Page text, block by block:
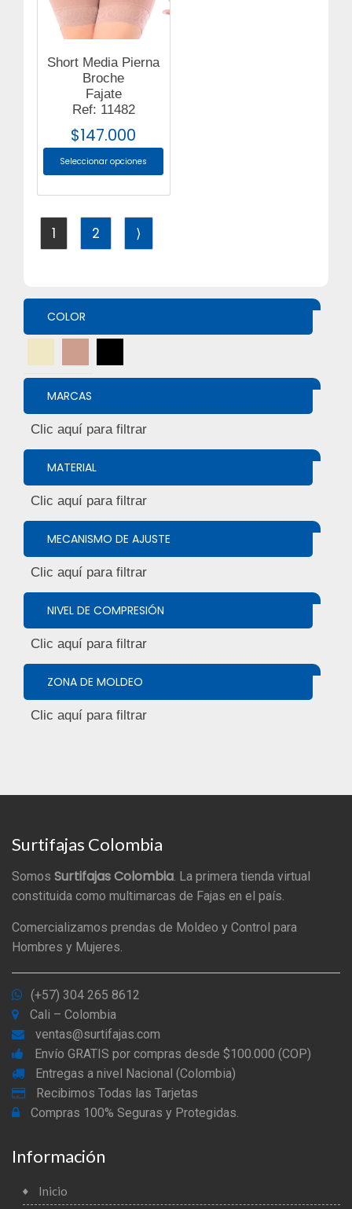
Short Media Pierna
Broche
Fajate
Ref: 11482
$147.000
Seleccionar opciones
1 2 ⟩
COLOR
MARCAS
MATERIAL
MECANISMO DE AJUSTE
NIVEL DE COMPRESIÓN
ZONA DE MOLDEO
Surtifajas Colombia
Somos Surtifajas Colombia. La primera tienda virtual
constituida como multimarcas de Fajas en el país.
Comercializamos prendas de Moldeo y Control para
Hombres y Mujeres.
(+57) 304 265 8612
Cali – Colombia
ventas@surtifajas.com
Envío GRATIS por compras desde $100.000 (COP)
Entregas a nivel Nacional (Colombia)
Recibimos Todas las Tarjetas
Compras 100% Seguras y Protegidas.
Información
Inicio